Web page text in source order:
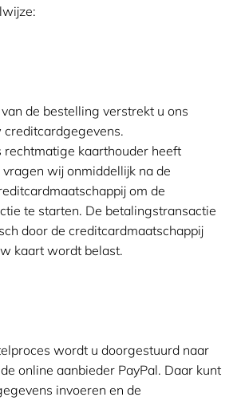
de bestelling verstrekt u ons
rechtmatige kaarthouder heeft
wij onmiddellijk na de
om de
te starten. De betalingstransactie
door de creditcardmaatschappij
kaart wordt belast.
wordt u doorgestuurd naar
online aanbieder PayPal. Daar kunt
invoeren en de